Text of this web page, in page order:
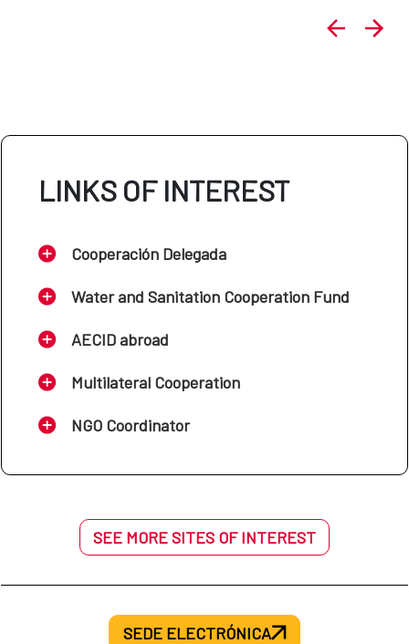
LINKS OF INTEREST
Cooperación Delegada
Water and Sanitation Cooperation Fund
AECID abroad
Multilateral Cooperation
NGO Coordinator
SEE MORE SITES OF INTEREST
SEDE ELECTRÓNICA